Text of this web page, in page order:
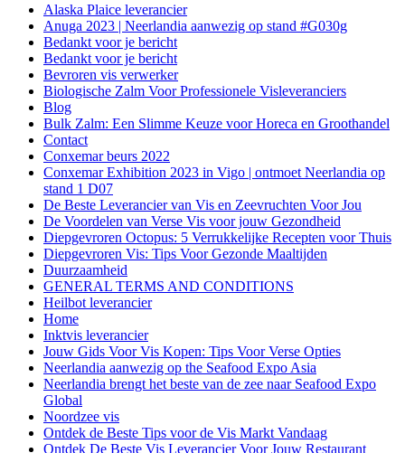
Alaska Plaice leverancier
Anuga 2023 | Neerlandia aanwezig op stand #G030g
Bedankt voor je bericht
Bedankt voor je bericht
Bevroren vis verwerker
Biologische Zalm Voor Professionele Visleveranciers
Blog
Bulk Zalm: Een Slimme Keuze voor Horeca en Groothandel
Contact
Conxemar beurs 2022
Conxemar Exhibition 2023 in Vigo | ontmoet Neerlandia op
stand 1 D07
De Beste Leverancier van Vis en Zeevruchten Voor Jou
De Voordelen van Verse Vis voor jouw Gezondheid
Diepgevroren Octopus: 5 Verrukkelijke Recepten voor Thuis
Diepgevroren Vis: Tips Voor Gezonde Maaltijden
Duurzaamheid
GENERAL TERMS AND CONDITIONS
Heilbot leverancier
Home
Inktvis leverancier
Jouw Gids Voor Vis Kopen: Tips Voor Verse Opties
Neerlandia aanwezig op the Seafood Expo Asia
Neerlandia brengt het beste van de zee naar Seafood Expo
Global
Noordzee vis
Ontdek de Beste Tips voor de Vis Markt Vandaag
Ontdek De Beste Vis Leverancier Voor Jouw Restaurant